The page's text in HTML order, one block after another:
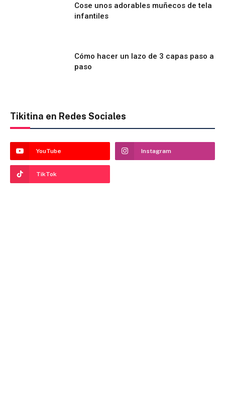
Cose unos adorables muñecos de tela
infantiles
Cómo hacer un lazo de 3 capas paso a
paso
Tikitina en Redes Sociales
YouTube Instagram
TikTok